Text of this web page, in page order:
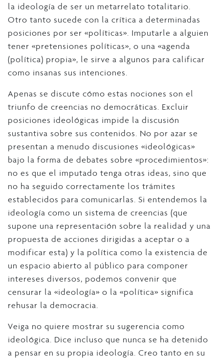
la ideología de ser un metarrelato totalitario.
Otro tanto sucede con la crítica a determinadas
posiciones por ser «políticas». Imputarle a alguien
tener «pretensiones políticas», o una «agenda
(política) propia», le sirve a algunos para calificar
como insanas sus intenciones.
Apenas se discute cómo estas nociones son el
triunfo de creencias no democráticas. Excluir
posiciones ideológicas impide la discusión
sustantiva sobre sus contenidos. No por azar se
presentan a menudo discusiones «ideológicas»
bajo la forma de debates sobre «procedimientos»:
no es que el imputado tenga otras ideas, sino que
no ha seguido correctamente los trámites
establecidos para comunicarlas. Si entendemos la
ideología como un sistema de creencias (que
supone una representación sobre la realidad y una
propuesta de acciones dirigidas a aceptar o a
modificar esta) y la política como la existencia de
un espacio abierto al público para componer
intereses diversos, podemos convenir que
censurar la «ideología» o la «política» significa
rehusar la democracia.
Veiga no quiere mostrar su sugerencia como
ideológica. Dice incluso que nunca se ha detenido
a pensar en su propia ideología. Creo tanto en su